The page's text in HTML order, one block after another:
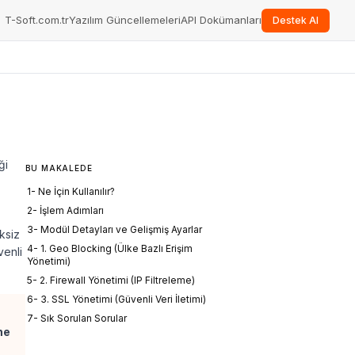
T-Soft.com.trYazılım GüncellemeleriAPI Dokümanları Destek Al
BU MAKALEDE
1- Ne İçin Kullanılır?
2- İşlem Adımları
3- Modül Detayları ve Gelişmiş Ayarlar
4- 1. Geo Blocking (Ülke Bazlı Erişim
Yönetimi)
5- 2. Firewall Yönetimi (IP Filtreleme)
6- 3. SSL Yönetimi (Güvenli Veri İletimi)
7- Sık Sorulan Sorular